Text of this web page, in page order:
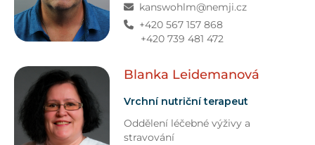
kanswohlm@nemji.cz
+420 567 157 868
+420 739 481 472
Blanka Leidemanová
Vrchní nutriční terapeut
Oddělení léčebné výživy a
stravování